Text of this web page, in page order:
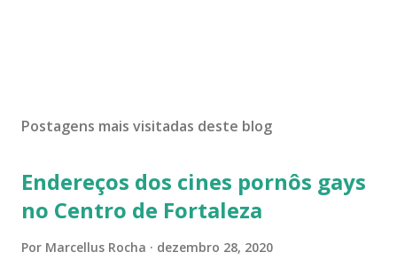
Postagens mais visitadas deste blog
Endereços dos cines pornôs gays
no Centro de Fortaleza
Por Marcellus Rocha dezembro 28, 2020